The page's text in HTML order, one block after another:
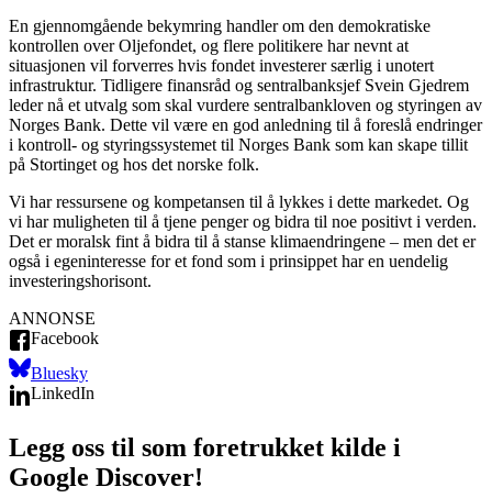
En gjennomgående bekymring handler om den demokratiske
kontrollen over Oljefondet, og flere politikere har nevnt at
situasjonen vil forverres hvis fondet investerer særlig i unotert
infrastruktur. Tidligere finansråd og sentralbanksjef Svein Gjedrem
leder nå et utvalg som skal vurdere sentralbankloven og styringen av
Norges Bank. Dette vil være en god anledning til å foreslå endringer
i kontroll- og styringssystemet til Norges Bank som kan skape tillit
på Stortinget og hos det norske folk.
Vi har ressursene og kompetansen til å lykkes i dette markedet. Og
vi har muligheten til å tjene penger og bidra til noe positivt i verden.
Det er moralsk fint å bidra til å stanse klimaendringene – men det er
også i egeninteresse for et fond som i prinsippet har en uendelig
investeringshorisont.
ANNONSE
Facebook
Bluesky
LinkedIn
Legg oss til som foretrukket kilde i
Google Discover!